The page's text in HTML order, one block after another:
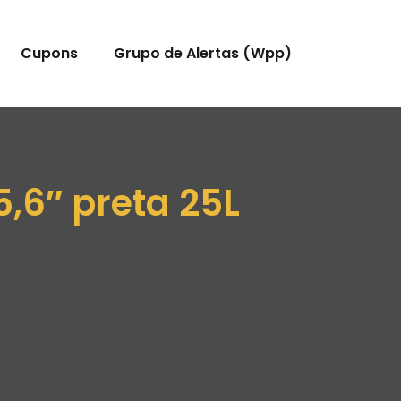
Cupons Grupo de Alertas (Wpp)
preta 25L